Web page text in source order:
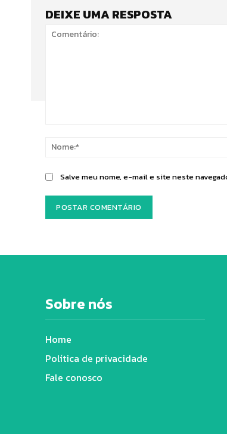
DEIXE UMA RESPOSTA
Salve meu nome, e-mail e site neste
Sobre nós
Home
Política de privacidade
Fale conosco